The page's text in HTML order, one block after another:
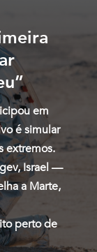
em
é simular
extremos.
Israel —
a Marte,
perto de